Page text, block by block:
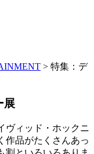
> 特集：デ
展
ヴィッド・ホックニ
作品がたくさんあっ